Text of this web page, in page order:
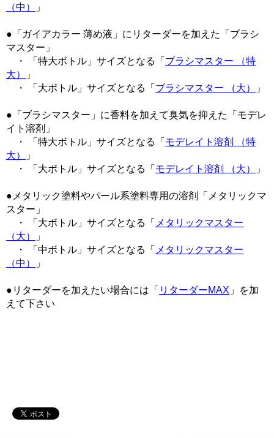
（中） 」
●「ガイアカラー 薄め液」にリターダーを加えた「ブラシ
マスター」
・ 「特大ボトル」サイズとなる「 ブラシマスター （特
大）
」
・ 「大ボトル」サイズとなる「 ブラシマスター （大） 」
●「ブラシマスター」に香料を加えて臭気を抑えた「モデレ
イト溶剤」
・ 「特大ボトル」サイズとなる「 モデレイト溶剤 （特
大）
」
・ 「大ボトル」サイズとなる「 モデレイト溶剤 （大） 」
●メタリック塗料やパール系塗料専用の溶剤「メタリックマ
スター」
・ 「大ボトル」サイズとなる「 メタリックマスター
（大）
」
・ 「中ボトル」サイズとなる「 メタリックマスター
（中）
」
●リターダーを加えたい場合には「 リターダーMAX 」を加
えて下さい